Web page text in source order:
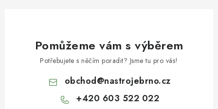
Pomůžeme vám s výběrem
Potřebujete s něčím poradit? Jsme tu pro vás!
obchod@nastrojebrno.cz
+420 603 522 022